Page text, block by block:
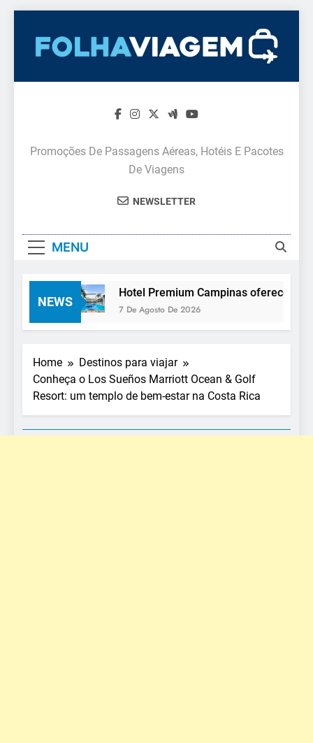
content
Promoções De Passagens Aéreas, Hotéis E Pacotes
De Viagens
NEWSLETTER
MENU
NEWS
Hotel Premium Campinas oferece
7 De Agosto De 2026
Home
Destinos para viajar
Conheça o Los Sueños Marriott Ocean & Golf
Resort: um templo de bem-estar na Costa Rica